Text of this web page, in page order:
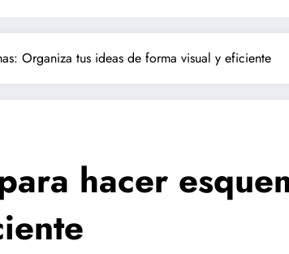
Organiza tus ideas de forma visual y eficiente
hacer